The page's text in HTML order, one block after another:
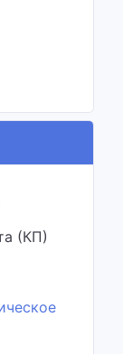
(КП)